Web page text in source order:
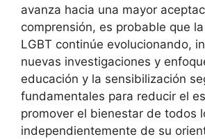
avanza hacia una mayor
comprensión, es probable que
LGBT continúe evolucionando,
nuevas investigaciones y
educación y la sensibilización
fundamentales para reducir el
promover el bienestar de todos
independientemente de su